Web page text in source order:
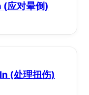
(应对晕倒)
(处理扭伤)